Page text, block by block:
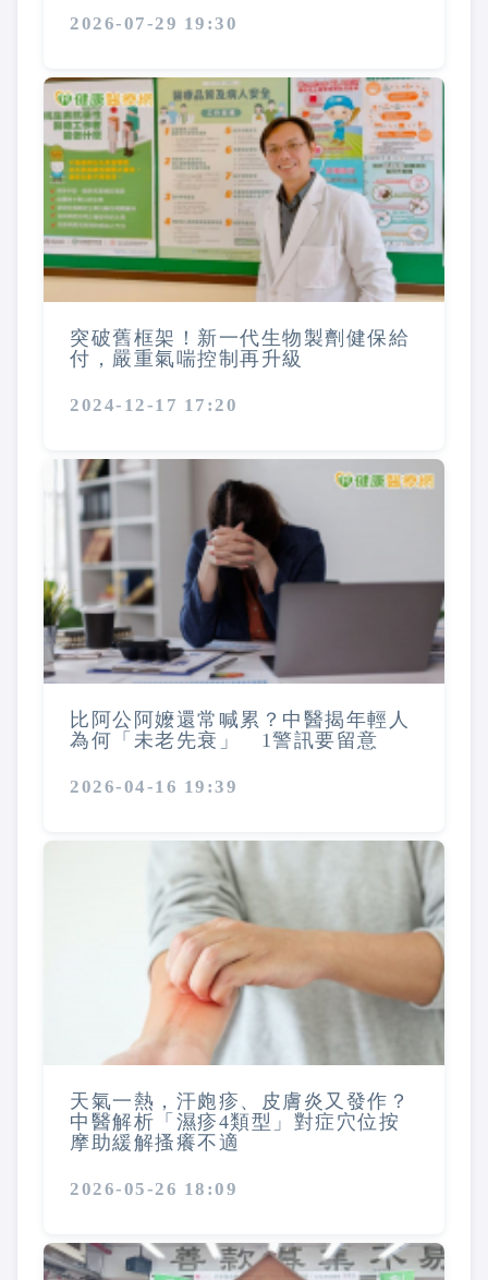
2026-07-29 19:30
突破舊框架！新一代生物製劑健保給
付，嚴重氣喘控制再升級
2024-12-17 17:20
比阿公阿嬤還常喊累？中醫揭年輕人
為何「未老先衰」 1警訊要留意
2026-04-16 19:39
天氣一熱，汗皰疹、皮膚炎又發作？
中醫解析「濕疹4類型」對症穴位按
摩助緩解搔癢不適
2026-05-26 18:09